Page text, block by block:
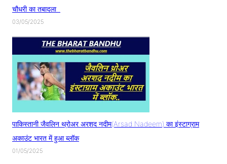
चौधरी का तबादला..
03/05/2025
पाकिस्तानी जैवलिन थ्रोअर अरशद नदीम(Arsad Nadeem) का इंस्टाग्राम
अकाउंट भारत में हुआ ब्लॉक
01/05/2025